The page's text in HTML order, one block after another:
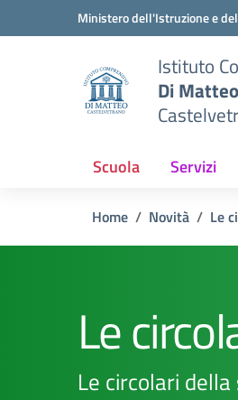
Vai ai contenuti
Vai al menu di navigazione
Ministero dell'Istruzione e
Istituto
Di Matteo
Scuola Servizi
Home Novità Le
Le
Le circolari della